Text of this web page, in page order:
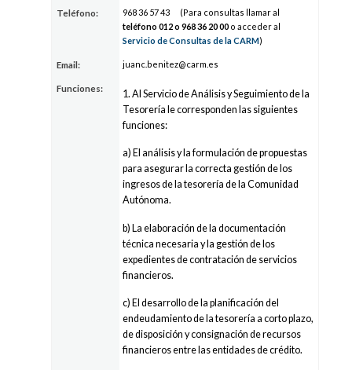
Teléfono: 968 36 57 43
(Para consultas llamar al
teléfono 012 o 968 36 20 00 o acceder al
Servicio de Consultas de la CARM)
Email: juanc.benitez@carm.es
Funciones:
1. Al Servicio de Análisis y Seguimiento de la
Tesorería le corresponden las siguientes
funciones:
a) El análisis y la formulación de propuestas
para asegurar la correcta gestión de los
ingresos de la tesorería de la Comunidad
Autónoma.
b) La elaboración de la documentación
técnica necesaria y la gestión de los
expedientes de contratación de servicios
financieros.
c) El desarrollo de la planificación del
endeudamiento de la tesorería a corto plazo,
de disposición y consignación de recursos
financieros entre las entidades de crédito.